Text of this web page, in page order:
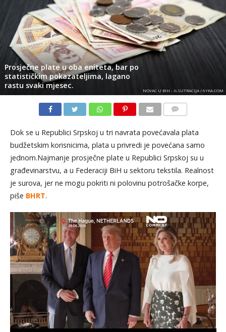
Prosječne plate u oba eniteta, bar po
statističkim pokazateljima, lagano
rastu svaki mjesec.
NOVAC U BIH - ILSUTRACIJA / 6YKA.COM
Dok se u Republici Srpskoj u tri navrata povećavala plata
budžetskim korisnicima, plata u privredi je povećana samo
jednom.Najmanje prosječne plate u Republici Srpskoj su u
građevinarstvu, a u Federaciji BiH u sektoru tekstila. Realnost
je surova, jer ne mogu pokriti ni polovinu potrošačke korpe,
piše BHRT.